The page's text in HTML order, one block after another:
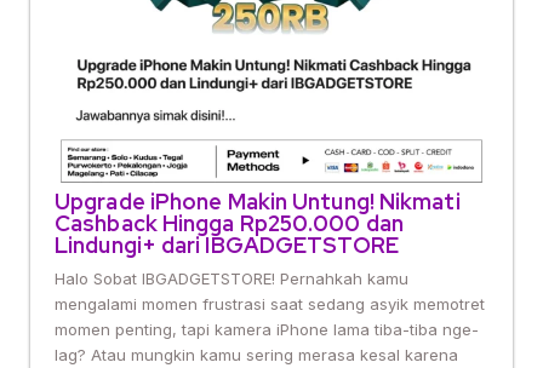
Upgrade iPhone Makin Untung! Nikmati
Cashback Hingga Rp250.000 dan
Lindungi+ dari IBGADGETSTORE
Halo Sobat IBGADGETSTORE! Pernahkah kamu
mengalami momen frustrasi saat sedang asyik memotret
momen penting, tapi kamera iPhone lama tiba-tiba nge-
lag? Atau mungkin kamu sering merasa kesal karena